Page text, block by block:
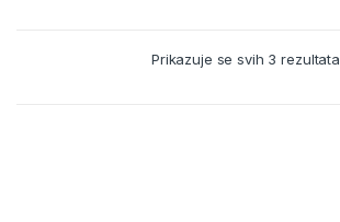
Prikazuje se svih 3 rezultata